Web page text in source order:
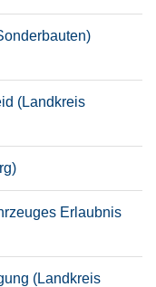
(Landkreis
Erlaubnis
(Landkreis